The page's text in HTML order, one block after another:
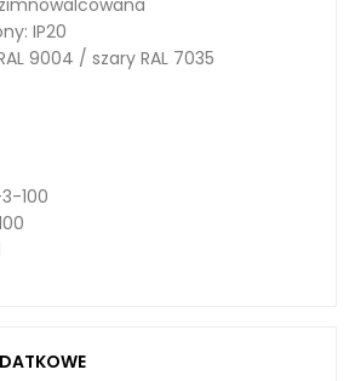
IP20
9004 / szary RAL 7035
100